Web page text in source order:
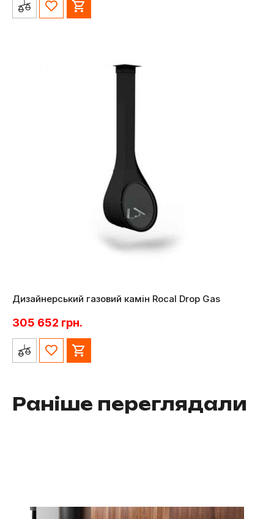
Дизайнерський газовий камін Rocal Drop Gas
305 652 грн.
Раніше переглядали